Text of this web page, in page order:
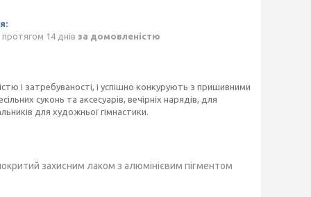
14 днів за домовленістю
і затребуваності, і успішно конкурують з пришивними
суконь та аксесуарів, вечірніх нарядів, для
для художньої гімнастики.
захисним лаком з алюмінієвим пігментом